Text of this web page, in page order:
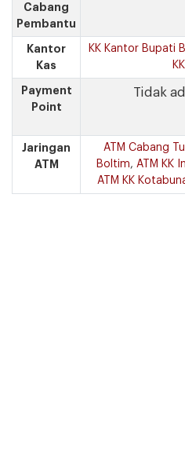
Cabang
Pembantu
Kantor
Kas
KK Kantor Bupati
Payment
Point
Tidak
Jaringan
ATM
ATM Cabang
Boltim, ATM KK
ATM KK